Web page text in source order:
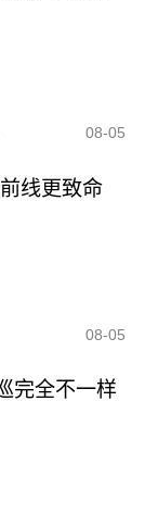
08-05
线更致命
08-05
完全不一样